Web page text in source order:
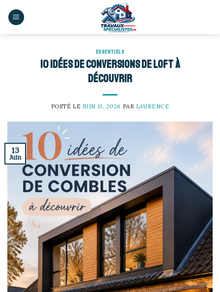
ESSENTIELS
10 idées de conversions de loft à
découvrir
POSTÉ LE JUIN 13, 2026 PAR LAURENCE
13
Juin